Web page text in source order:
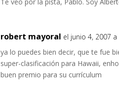
robert mayoral el junio 4, 2007
ya lo puedes bien decir, que te fue
super-clasificación para Hawaii,
buen premio para su currículum